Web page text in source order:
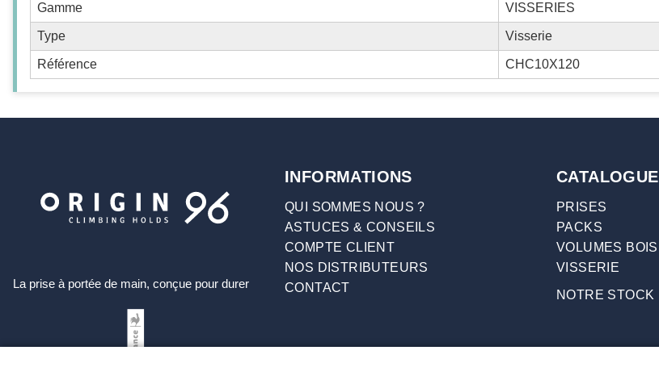
Gamme VISSERIES
Type Visserie
Référence CHC10X120
La prise à portée de main, conçue pour durer
INFORMATIONS
QUI SOMMES NOUS ?
ASTUCES & CONSEILS
COMPTE CLIENT
NOS DISTRIBUTEURS
CONTACT
CATALOGUE
PRISES
PACKS
VOLUMES BOIS
VISSERIE
NOTRE STOCK